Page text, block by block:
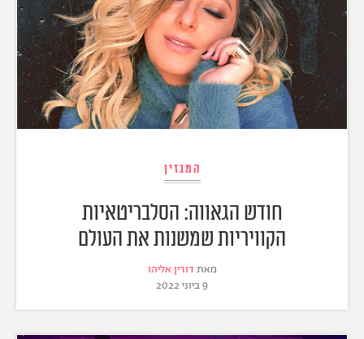
המגזין
חודש הגאווה: הסלבריטאיות
הקוויריות שמשנות את העולם
מאת דורין אליהו
9 ביוני 2022